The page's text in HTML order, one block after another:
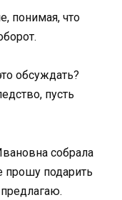
понимая, что
обсуждать?
пусть
собрала
прошу подарить